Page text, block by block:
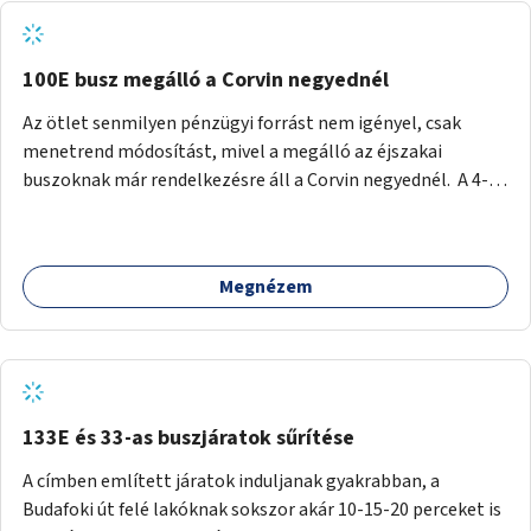
tud állni a megállóba. A környéken a tömegközlekedés
csúcsidőben már most is fullos, a Bosnyák téri beruházások
befejeztével hatványozódni fog az utazási igény.
100E busz megálló a Corvin negyednél
Az ötlet senmilyen pénzügyi forrást nem igényel, csak
menetrend módosítást, mivel a megálló az éjszakai
buszoknak már rendelkezésre áll a Corvin negyednél. A 4-es
ha a 100E reptéri busz a Corvin negyed metrómegállónál is
megállna - főleg éjjel, amikor a metró nem jár, és a 200E
nem hosszabbítaná meg sokkal, a 4-6 vonalán lakóknak
viszont a Kálvin tér-Corvin negyed utat megspórolva 10-15
perccel rövidítheti az utazási idejét.
Megnézem
133E és 33-as buszjáratok sűrítése
A címben említett járatok induljanak gyakrabban, a
Budafoki út felé lakóknak sokszor akár 10-15-20 perceket is